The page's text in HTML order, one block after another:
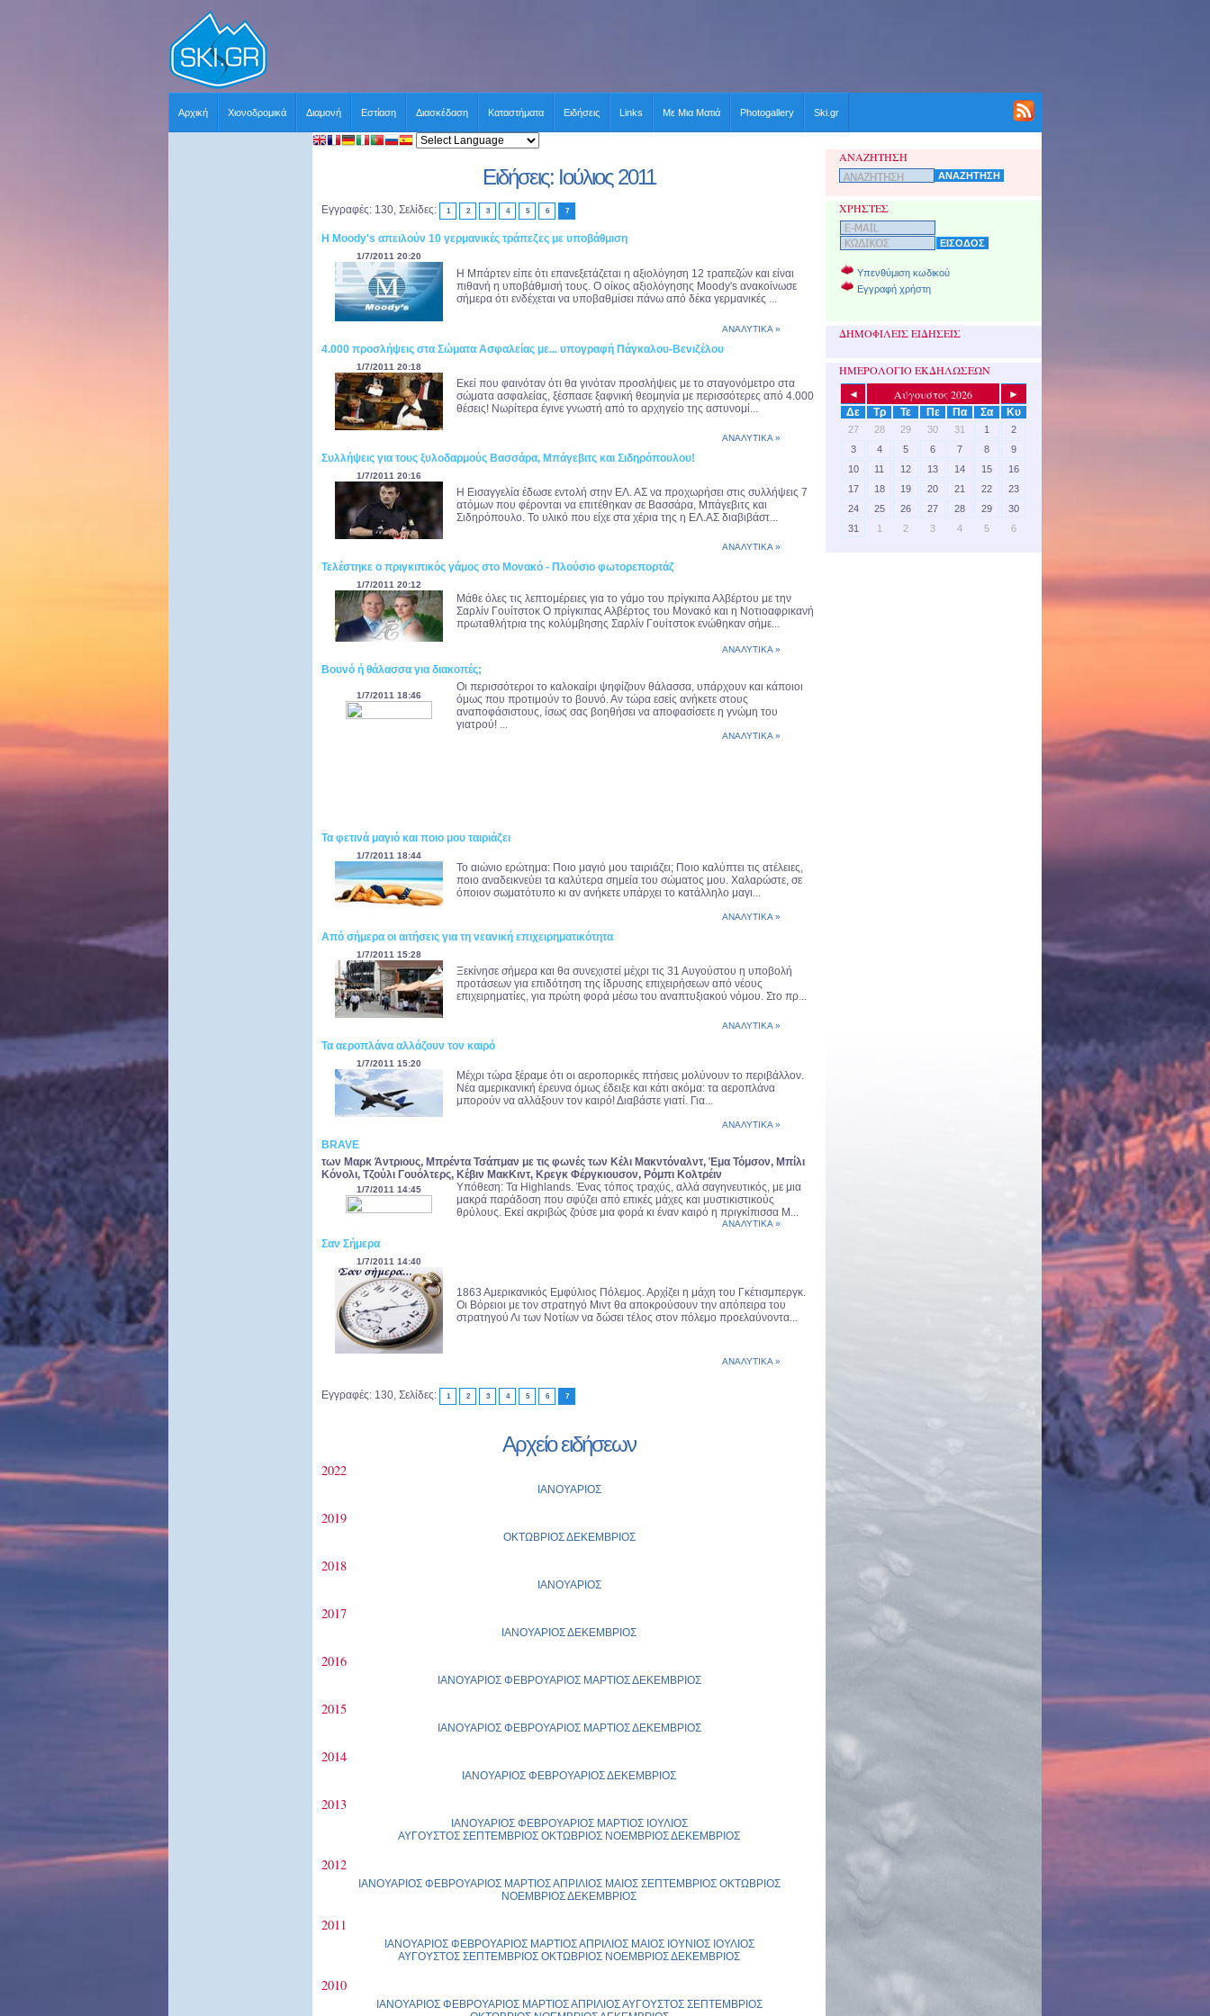
Αρχική Χιονοδρομικά Διαμονή Εστίαση Διασκέδαση Καταστήματα Ειδήσεις Links Με Μια Ματιά Photogallery Ski.gr
Ειδήσεις: Ιούλιος 2011
Εγγραφές: 130, Σελίδες: 1 2 3 4 5 6 7
Η Moody's απειλούν 10 γερμανικές τράπεζες με υποβάθμιση
1/7/2011 20:20
Η Μπάρτεν είπε ότι επανεξετάζεται η αξιολόγηση 12 τραπεζών και είναι
πιθανή η υποβάθμισή τους. Ο οίκος αξιολόγησης Moody's ανακοίνωσε
σήμερα ότι ενδέχεται να υποβαθμίσει πάνω από δέκα γερμανικές ...
ΑΝΑΛΥΤΙΚΑ »
4.000 προσλήψεις στα Σώματα Ασφαλείας με... υπογραφή Πάγκαλου-Βενιζέλου
1/7/2011 20:18
Εκεί που φαινόταν ότι θα γινόταν προσλήψεις με το σταγονόμετρο στα
σώματα ασφαλείας, ξέσπασε ξαφνική θεομηνία με περισσότερες από 4.000
θέσεις! Νωρίτερα έγινε γνωστή από το αρχηγείο της αστυνομί...
ΑΝΑΛΥΤΙΚΑ »
Συλλήψεις για τους ξυλοδαρμούς Βασσάρα, Μπάγεβιτς και Σιδηρόπουλου!
1/7/2011 20:16
Η Εισαγγελία έδωσε εντολή στην ΕΛ. ΑΣ να προχωρήσει στις συλλήψεις 7
ατόμων που φέρονται να επιτέθηκαν σε Βασσάρα, Μπάγεβιτς και
Σιδηρόπουλο. Το υλικό που είχε στα χέρια της η ΕΛ.ΑΣ διαβιβάστ...
ΑΝΑΛΥΤΙΚΑ »
Τελέστηκε ο πριγκιπικός γάμος στο Μονακό - Πλούσιο φωτορεπορτάζ
1/7/2011 20:12
Μάθε όλες τις λεπτομέρειες για το γάμο του πρίγκιπα Αλβέρτου με την
Σαρλίν Γουίτστοκ Ο πρίγκιπας Αλβέρτος του Μονακό και η Νοτιοαφρικανή
πρωταθλήτρια της κολύμβησης Σαρλίν Γουίτστοκ ενώθηκαν σήμε...
ΑΝΑΛΥΤΙΚΑ »
Βουνό ή θάλασσα για διακοπές;
1/7/2011 18:46
Οι περισσότεροι το καλοκαίρι ψηφίζουν θάλασσα, υπάρχουν και κάποιοι
όμως που προτιμούν το βουνό. Αν τώρα εσείς ανήκετε στους
αναποφάσιστους, ίσως σας βοηθήσει να αποφασίσετε η γνώμη του
γιατρού! ...
ΑΝΑΛΥΤΙΚΑ »
Τα φετινά μαγιό και ποιο μου ταιριάζει
1/7/2011 18:44
Το αιώνιο ερώτημα: Ποιο μαγιό μου ταιριάζει; Ποιο καλύπτει τις ατέλειες,
ποιο αναδεικνεύει τα καλύτερα σημεία του σώματος μου. Χαλαρώστε, σε
όποιον σωματότυπο κι αν ανήκετε υπάρχει το κατάλληλο μαγι...
ΑΝΑΛΥΤΙΚΑ »
Από σήμερα οι αιτήσεις για τη νεανική επιχειρηματικότητα
1/7/2011 15:28
Ξεκίνησε σήμερα και θα συνεχιστεί μέχρι τις 31 Αυγούστου η υποβολή
προτάσεων για επιδότηση της ίδρυσης επιχειρήσεων από νέους
επιχειρηματίες, για πρώτη φορά μέσω του αναπτυξιακού νόμου. Στο πρ...
ΑΝΑΛΥΤΙΚΑ »
Τα αεροπλάνα αλλάζουν τον καιρό
1/7/2011 15:20
Μέχρι τώρα ξέραμε ότι οι αεροπορικές πτήσεις μολύνουν το περιβάλλον.
Νέα αμερικανική έρευνα όμως έδειξε και κάτι ακόμα: τα αεροπλάνα
μπορούν να αλλάξουν τον καιρό! Διαβάστε γιατί. Για...
ΑΝΑΛΥΤΙΚΑ »
BRAVE
των Μαρκ Άντριους, Μπρέντα Τσάπμαν με τις φωνές των Κέλι Μακντόναλντ, Έμα Τόμσον, Μπίλι
Κόνολι, Τζούλι Γουόλτερς, Κέβιν ΜακΚιντ, Κρεγκ Φέργκιουσον, Ρόμπι Κολτρέιν
1/7/2011 14:45
Υπόθεση: Τα Highlands. Ένας τόπος τραχύς, αλλά σαγηνευτικός, με μια
μακρά παράδοση που σφύζει από επικές μάχες και μυστικιστικούς
θρύλους. Εκεί ακριβώς ζούσε μια φορά κι έναν καιρό η πριγκίπισσα Μ...
ΑΝΑΛΥΤΙΚΑ »
Σαν Σήμερα
1/7/2011 14:40
1863 Αμερικανικός Εμφύλιος Πόλεμος. Αρχίζει η μάχη του Γκέτισμπεργκ.
Οι Βόρειοι με τον στρατηγό Μιντ θα αποκρούσουν την απόπειρα του
στρατηγού Λι των Νοτίων να δώσει τέλος στον πόλεμο προελαύνοντα...
ΑΝΑΛΥΤΙΚΑ »
Εγγραφές: 130, Σελίδες: 1 2 3 4 5 6 7
Αρχείο ειδήσεων
2022
ΙΑΝΟΥΑΡΙΟΣ
2019
ΟΚΤΩΒΡΙΟΣΔΕΚΕΜΒΡΙΟΣ
2018
ΙΑΝΟΥΑΡΙΟΣ
2017
ΙΑΝΟΥΑΡΙΟΣΔΕΚΕΜΒΡΙΟΣ
2016
ΙΑΝΟΥΑΡΙΟΣ ΦΕΒΡΟΥΑΡΙΟΣ ΜΑΡΤΙΟΣΔΕΚΕΜΒΡΙΟΣ
2015
ΙΑΝΟΥΑΡΙΟΣ ΦΕΒΡΟΥΑΡΙΟΣ ΜΑΡΤΙΟΣΔΕΚΕΜΒΡΙΟΣ
2014
ΙΑΝΟΥΑΡΙΟΣ ΦΕΒΡΟΥΑΡΙΟΣΔΕΚΕΜΒΡΙΟΣ
2013
ΙΑΝΟΥΑΡΙΟΣ ΦΕΒΡΟΥΑΡΙΟΣ ΜΑΡΤΙΟΣ ΙΟΥΛΙΟΣ
ΑΥΓΟΥΣΤΟΣ ΣΕΠΤΕΜΒΡΙΟΣ ΟΚΤΩΒΡΙΟΣ ΝΟΕΜΒΡΙΟΣΔΕΚΕΜΒΡΙΟΣ
2012
ΙΑΝΟΥΑΡΙΟΣ ΦΕΒΡΟΥΑΡΙΟΣ ΜΑΡΤΙΟΣΑΠΡΙΛΙΟΣ ΜΑΙΟΣ ΣΕΠΤΕΜΒΡΙΟΣ ΟΚΤΩΒΡΙΟΣ
ΝΟΕΜΒΡΙΟΣΔΕΚΕΜΒΡΙΟΣ
2011
ΙΑΝΟΥΑΡΙΟΣ ΦΕΒΡΟΥΑΡΙΟΣ ΜΑΡΤΙΟΣΑΠΡΙΛΙΟΣ ΜΑΙΟΣ ΙΟΥΝΙΟΣ ΙΟΥΛΙΟΣ
ΑΥΓΟΥΣΤΟΣ ΣΕΠΤΕΜΒΡΙΟΣ ΟΚΤΩΒΡΙΟΣ ΝΟΕΜΒΡΙΟΣΔΕΚΕΜΒΡΙΟΣ
2010
ΙΑΝΟΥΑΡΙΟΣ ΦΕΒΡΟΥΑΡΙΟΣ ΜΑΡΤΙΟΣΑΠΡΙΛΙΟΣΑΥΓΟΥΣΤΟΣ ΣΕΠΤΕΜΒΡΙΟΣ
ΑΝΑΖΗΤΗΣΗ
ΧΡΗΣΤΕΣ
Υπενθύμιση κωδικού
Εγγραφή χρήστη
ΔΗΜΟΦΙΛΕΙΣ ΕΙΔΗΣΕΙΣ
ΗΜΕΡΟΛΟΓΙΟ ΕΚΔΗΛΩΣΕΩΝ
◄ Αύγουστος 2026
►
Δε
Τρ Τε Πε Πα Σα Κυ
27 28 29 30 31 1
2
3
4 5 6 7 8
9
10
11 12 13 14 15
16
17
18 19 20 21 22
23
24
25 26 27 28 29
30
31
1 2 3 4 5 6